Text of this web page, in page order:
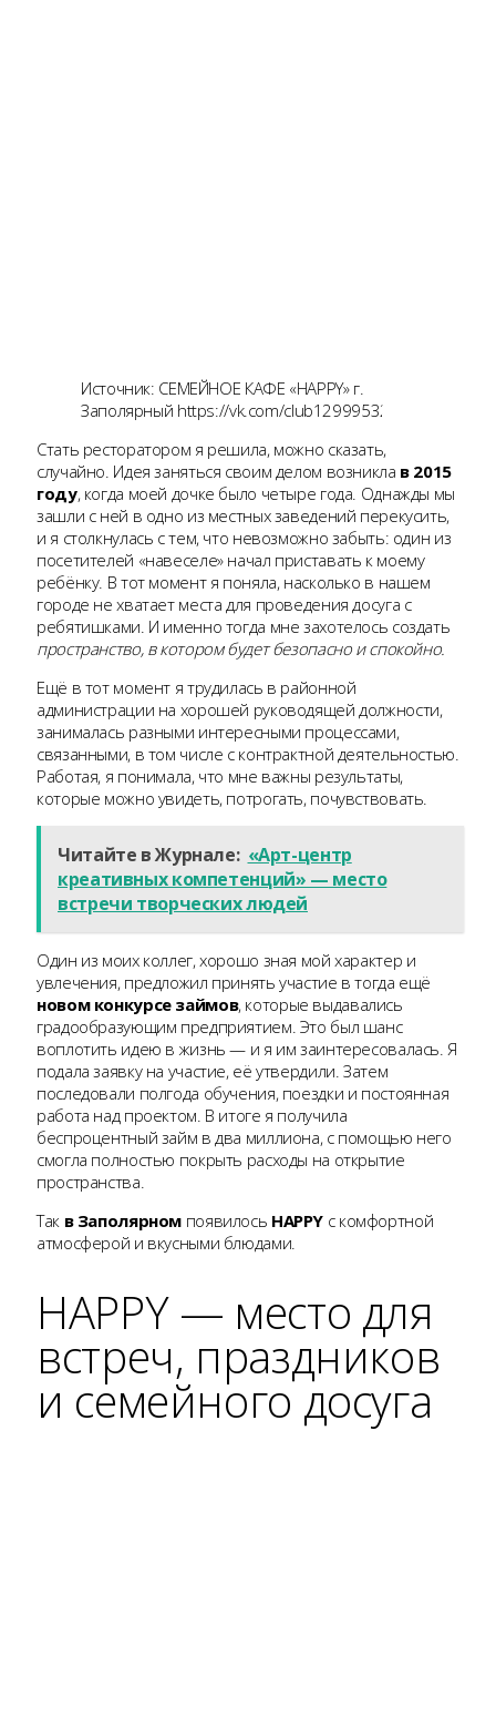
Источник: СЕМЕЙНОЕ КАФЕ «HAPPY» г.
Заполярный https://vk.com/club129995329
Стать ресторатором я решила, можно сказать,
случайно. Идея заняться своим делом возникла в 2015
году, когда моей дочке было четыре года. Однажды мы
зашли с ней в одно из местных заведений перекусить,
и я столкнулась с тем, что невозможно забыть: один из
посетителей «навеселе» начал приставать к моему
ребёнку. В тот момент я поняла, насколько в нашем
городе не хватает места для проведения досуга с
ребятишками. И именно тогда мне захотелось создать
пространство, в котором будет безопасно и спокойно.
Ещё в тот момент я трудилась в районной
администрации на хорошей руководящей должности,
занималась разными интересными процессами,
связанными, в том числе с контрактной деятельностью.
Работая, я понимала, что мне важны результаты,
которые можно увидеть, потрогать, почувствовать.
Читайте в Журнале: «Арт-центр
креативных компетенций» — место
встречи творческих людей
Один из моих коллег, хорошо зная мой характер и
увлечения, предложил принять участие в тогда ещё
новом конкурсе займов, которые выдавались
градообразующим предприятием. Это был шанс
воплотить идею в жизнь — и я им заинтересовалась. Я
подала заявку на участие, её утвердили. Затем
последовали полгода обучения, поездки и постоянная
работа над проектом. В итоге я получила
беспроцентный займ в два миллиона, с помощью него
смогла полностью покрыть расходы на открытие
пространства.
Так в Заполярном появилось HAPPY с комфортной
атмосферой и вкусными блюдами.
HAPPY — место для
встреч, праздников
и семейного досуга